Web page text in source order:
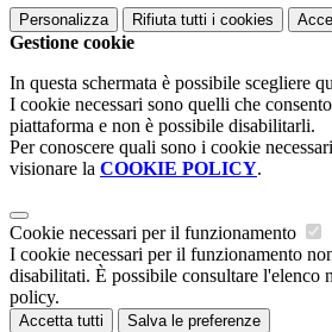
Personalizza Rifiuta tutti i cookies
Gestione cookie
In questa schermata è possibile scegliere
I cookie necessari sono quelli che
piattaforma e non è possibile disabilitarli.
Per conoscere quali sono i cookie
visionare la COOKIE POLICY.
Cookie necessari per il funzionamento
I cookie necessari per il funzionamento
disabilitati. È possibile consultare l'elenco
policy.
Accetta tutti Salva le preferenze